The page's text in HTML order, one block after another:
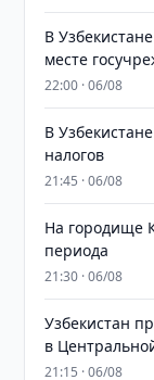
В
месте
22:00 · 06/08
В
налогов
21:45 · 06/08
На городище
периода
21:30 · 06/08
Узбекистан
в
21:15 · 06/08